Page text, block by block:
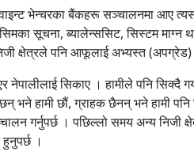
भेन्चरका बैंकहरू सञ्चालनमा आए
सूचना, ब्यालेन्ससिट, सिस्टम माग्न
क्षेत्रले पनि आफूलाई अभ्यस्त (अपग्रेड)
नेपालीलाई सिकाए । हामीले पनि सिक्दै
भने हामी छौं, ग्राहक छैनन् भने हामी
गर्नुपर्छ । पछिल्लो समय अन्य निजी
।